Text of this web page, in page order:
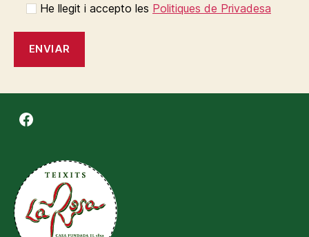
He llegit i accepto les Politiques de Privadesa
facebook